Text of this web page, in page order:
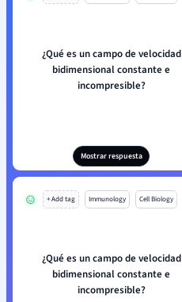
¿Qué es un campo de velocidad
bidimensional constante e
incompresible?
Mostrar respuesta
+ Add tag Immunology Cell Biology
¿Qué es un campo de velocidad
bidimensional constante e
incompresible?